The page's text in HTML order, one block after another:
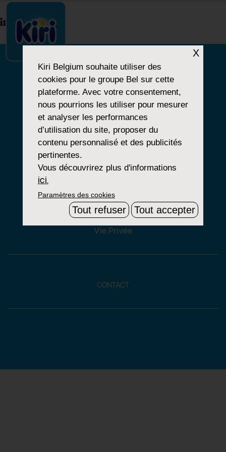
index.php
NOTRE HISTOIRE
NOS PRODUITS
NOS ENGAGEMENTS
Mentions Légales
Groupe Bel
Vie Privée
CONTACT
X
Kiri Belgium souhaite utiliser des
cookies pour le groupe Bel sur cette
plateforme. Avec votre consentement,
nous pourrions les utiliser pour mesurer
et analyser les performances
d’utilisation du site, proposer du
contenu personnalisé et des publicités
pertinentes.
Vous découvrirez plus d'informations
ici.
Paramètres des cookies
Tout refuser Tout accepter